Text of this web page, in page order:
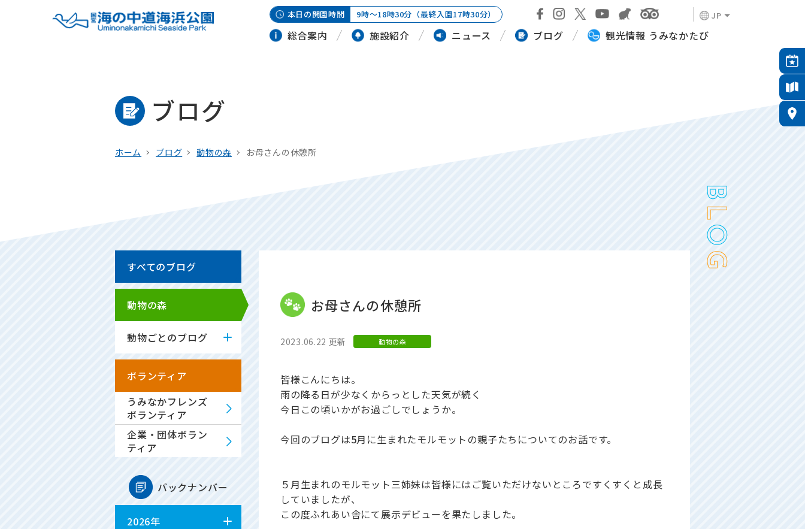
本日の開園時間 9時～18時30分（最終入園17時30分） JP
総合案内 施設紹介 ニュース ブログ 観光情報 うみなかたび
ブログ
ホーム ブログ 動物の森 お母さんの休憩所
すべてのブログ
動物の森
動物ごとのブログ
ボランティア
うみなかフレンズ
ボランティア
企業・団体ボラン
ティア
バックナンバー
2026年
お母さんの休憩所
2023.06.22 更新 動物の森
皆様こんにちは。
雨の降る日が少なくからっとした天気が続く
今日この頃いかがお過ごしでしょうか。
今回のブログは5月に生まれたモルモットの親子たちについてのお話です。
５月生まれのモルモット三姉妹は皆様にはご覧いただけないところですくすくと成長
していましたが、
この度ふれあい舎にて展示デビューを果たしました。